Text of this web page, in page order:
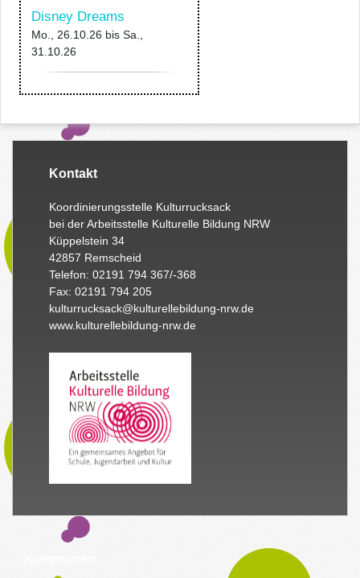
Disney Dreams
Mo., 26.10.26 bis Sa.,
31.10.26
Kontakt
Koordinierungsstelle Kulturrucksack
bei der Arbeitsstelle Kulturelle Bildung NRW
Küppelstein 34
42857 Remscheid
Telefon: 02191 794 367/-368
Fax: 02191 794 205
kulturrucksack@kulturellebildung-nrw.de
www.kulturellebildung-nrw.de